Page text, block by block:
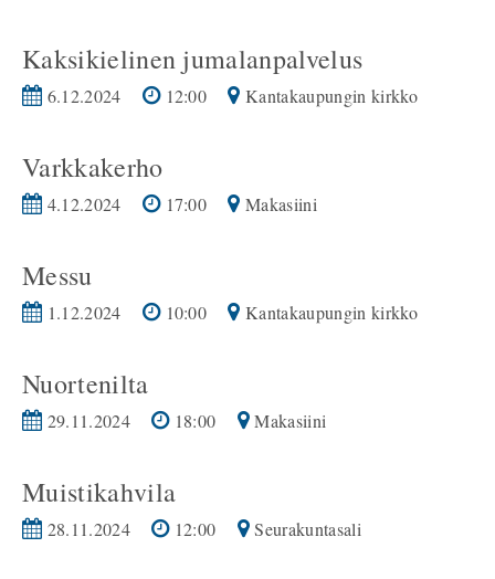
Kaksikielinen jumalanpalvelus
6.12.2024 12:00 Kantakaupungin kirkko
Varkkakerho
4.12.2024 17:00 Makasiini
Messu
1.12.2024 10:00 Kantakaupungin kirkko
Nuortenilta
29.11.2024 18:00 Makasiini
Muistikahvila
28.11.2024 12:00 Seurakuntasali